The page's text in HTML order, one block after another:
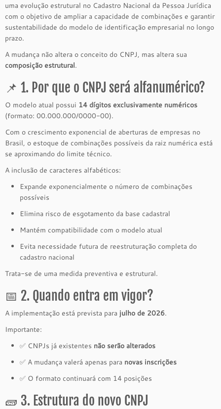
uma evolução estrutural no Cadastro Nacional da Pessoa Jurídica
com o objetivo de ampliar a capacidade de combinações e garantir
sustentabilidade do modelo de identificação empresarial no longo
prazo.
A mudança não altera o conceito do CNPJ, mas altera sua
composição estrutural.
📌 1. Por que o CNPJ será alfanumérico?
O modelo atual possui 14 dígitos exclusivamente numéricos
(formato: 00.000.000/0000-00).
Com o crescimento exponencial de aberturas de empresas no
Brasil, o estoque de combinações possíveis da raiz numérica está
se aproximando do limite técnico.
A inclusão de caracteres alfabéticos:
Expande exponencialmente o número de combinações
possíveis
Elimina risco de esgotamento da base cadastral
Mantém compatibilidade com o modelo atual
Evita necessidade futura de reestruturação completa do
cadastro nacional
Trata-se de uma medida preventiva e estrutural.
📅 2. Quando entra em vigor?
A implementação está prevista para julho de 2026.
Importante:
✅ CNPJs já existentes não serão alterados
✅ A mudança valerá apenas para novas inscrições
✅ O formato continuará com 14 posições
🧱 3. Estrutura do novo CNPJ